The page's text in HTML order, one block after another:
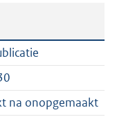
na onopgemaakt